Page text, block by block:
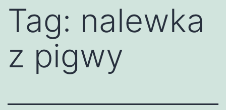
Tag: nalewka
z pigwy